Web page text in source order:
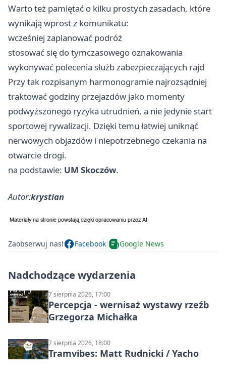
Warto też pamiętać o kilku prostych zasadach, które
wynikają wprost z komunikatu:
wcześniej zaplanować podróż
stosować się do tymczasowego oznakowania
wykonywać polecenia służb zabezpieczających rajd
Przy tak rozpisanym harmonogramie najrozsądniej
traktować godziny przejazdów jako momenty
podwyższonego ryzyka utrudnień, a nie jedynie start
sportowej rywalizacji. Dzięki temu łatwiej uniknąć
nerwowych objazdów i niepotrzebnego czekania na
otwarcie drogi.
na podstawie: UM Skoczów.
Autor:krystian
Zaobserwuj nas! Facebook Google News
Nadchodzące wydarzenia
7 sierpnia 2026, 17:00
Percepcja - wernisaż wystawy rzeźb
Grzegorza Michałka
7 sierpnia 2026, 18:00
Tramvibes: Matt Rudnicki / Yacho